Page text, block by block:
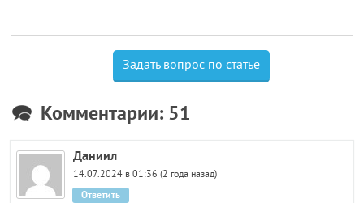
Задать вопрос по статье
Комментарии: 51
Даниил
14.07.2024 в 01:36 (2 года назад)
Ответить